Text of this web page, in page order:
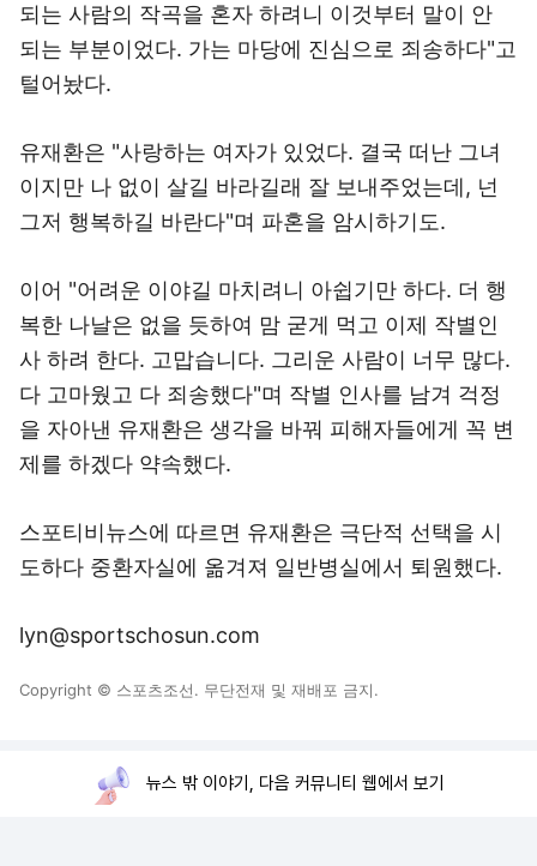
되는 사람의 작곡을 혼자 하려니 이것부터 말이 안
되는 부분이었다. 가는 마당에 진심으로 죄송하다"고
털어놨다.
유재환은 "사랑하는 여자가 있었다. 결국 떠난 그녀
이지만 나 없이 살길 바라길래 잘 보내주었는데, 넌
그저 행복하길 바란다"며 파혼을 암시하기도.
이어 "어려운 이야길 마치려니 아쉽기만 하다. 더 행
복한 나날은 없을 듯하여 맘 굳게 먹고 이제 작별인
사 하려 한다. 고맙습니다. 그리운 사람이 너무 많다.
다 고마웠고 다 죄송했다"며 작별 인사를 남겨 걱정
을 자아낸 유재환은 생각을 바꿔 피해자들에게 꼭 변
제를 하겠다 약속했다.
스포티비뉴스에 따르면 유재환은 극단적 선택을 시
도하다 중환자실에 옮겨져 일반병실에서 퇴원했다.
lyn@sportschosun.com
Copyright © 스포츠조선. 무단전재 및 재배포 금지.
뉴스 밖 이야기, 다음 커뮤니티 웹에서 보기